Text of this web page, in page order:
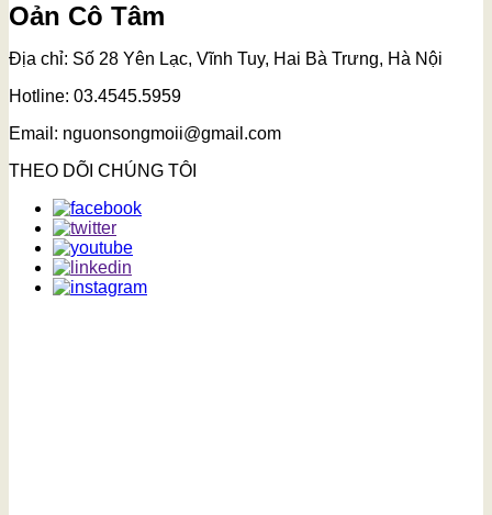
Oản Cô Tâm
Địa chỉ: Số 28 Yên Lạc, Vĩnh Tuy, Hai Bà Trưng, Hà Nội
Hotline: 03.4545.5959
Email: nguonsongmoii@gmail.com
THEO DÕI CHÚNG TÔI